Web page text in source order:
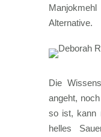
Alternative.
Die
angeht,
so ist, kann
helles